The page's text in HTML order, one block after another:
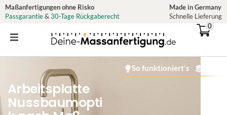
Zum
Inhalt
Maßanfertigungen ohne Risko
Passgarantie& 30-Tage Rückgaberecht
Made in Germany
Schnelle Lieferung
0
Arbeitsplatte
Nussbaumopti
So funktioniert's